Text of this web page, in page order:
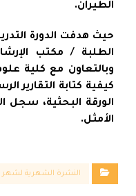
الطيران.
حيث هدفت الدورة
الطلبة / مكتب
وبالتعاون مع كلية
كيفية كتابة التقارير
الورقة البحثية، سجل
الأمثل.
النشرة الشهرية لشهر ١ ٢٠٢٣